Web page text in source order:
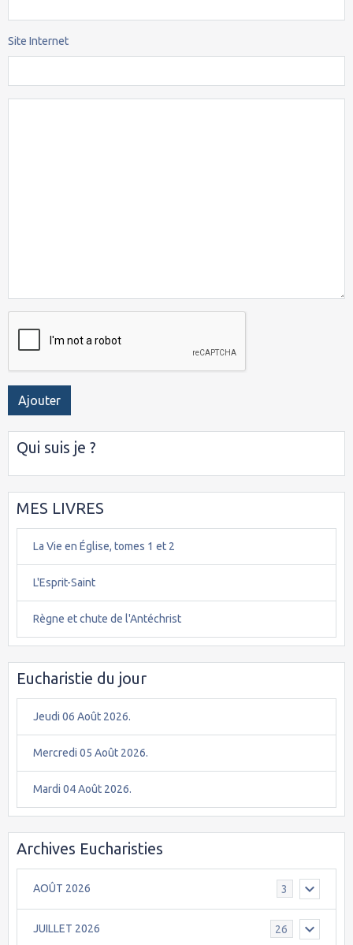
Site Internet
Ajouter
Qui suis je ?
MES LIVRES
La Vie en Église, tomes 1 et 2
L'Esprit-Saint
Règne et chute de l'Antéchrist
Eucharistie du jour
Jeudi 06 Août 2026.
Mercredi 05 Août 2026.
Mardi 04 Août 2026.
Archives Eucharisties
AOÛT 2026 3
JUILLET 2026 26